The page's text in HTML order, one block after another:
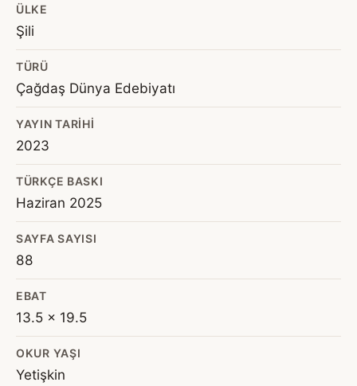
ÜLKE
Şili
TÜRÜ
Çağdaş Dünya Edebiyatı
YAYIN TARIHI
2023
TÜRKÇE BASKI
Haziran 2025
SAYFA SAYISI
88
EBAT
13.5 x 19.5
OKUR YAŞI
Yetişkin